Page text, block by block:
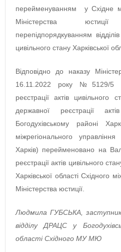
перейменуванням у Східне
Міністерства
перепідпорядкуванням відділів
цивільного стану Харківської
Відповідно до наказу
16.11.2022 року №5129/5
реєстрації актів цивільного
державної реєстрації
Богодухівському районі
міжрегіонального
Харків) перейменовано на
реєстрації актів цивільного
Харківської області Східного
Міністерства юстиції.
Людмила ГУБСЬКА, заступник
відділу ДРАЦС у
області Східного МУ МЮ